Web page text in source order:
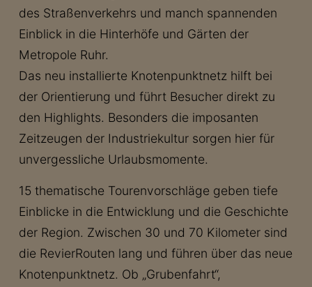
des Straßenverkehrs und manch spannenden
Einblick in die Hinterhöfe und Gärten der
Metropole Ruhr.
Das neu installierte Knotenpunktnetz hilft bei
der Orientierung und führt Besucher direkt zu
den Highlights. Besonders die imposanten
Zeitzeugen der Industriekultur sorgen hier für
unvergessliche Urlaubsmomente.
15 thematische Tourenvorschläge geben tiefe
Einblicke in die Entwicklung und die Geschichte
der Region. Zwischen 30 und 70 Kilometer sind
die RevierRouten lang und führen über das neue
Knotenpunktnetz. Ob „Grubenfahrt“,